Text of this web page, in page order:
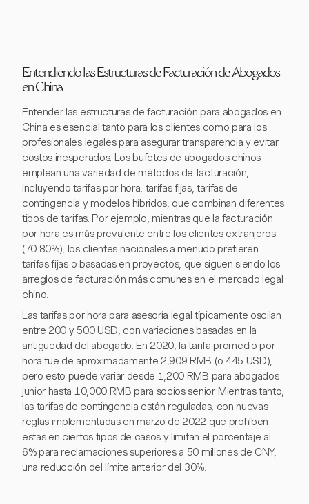
Entendiendo las Estructuras de Facturación de Abogados
en China
Entender las estructuras de facturación para abogados en
China es esencial tanto para los clientes como para los
profesionales legales para asegurar transparencia y evitar
costos inesperados. Los bufetes de abogados chinos
emplean una variedad de métodos de facturación,
incluyendo tarifas por hora, tarifas fijas, tarifas de
contingencia y modelos híbridos, que combinan diferentes
tipos de tarifas. Por ejemplo, mientras que la facturación
por hora es más prevalente entre los clientes extranjeros
(70-80%), los clientes nacionales a menudo prefieren
tarifas fijas o basadas en proyectos, que siguen siendo los
arreglos de facturación más comunes en el mercado legal
chino.
Las tarifas por hora para asesoría legal típicamente oscilan
entre 200 y 500 USD, con variaciones basadas en la
antigüedad del abogado. En 2020, la tarifa promedio por
hora fue de aproximadamente 2,909 RMB (o 445 USD),
pero esto puede variar desde 1,200 RMB para abogados
junior hasta 10,000 RMB para socios senior. Mientras tanto,
las tarifas de contingencia están reguladas, con nuevas
reglas implementadas en marzo de 2022 que prohíben
estas en ciertos tipos de casos y limitan el porcentaje al
6% para reclamaciones superiores a 50 millones de CNY,
una reducción del límite anterior del 30%.